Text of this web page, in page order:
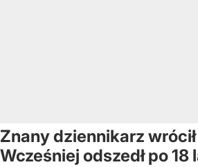
Znany dziennikarz
Wcześniej odszedł po 18